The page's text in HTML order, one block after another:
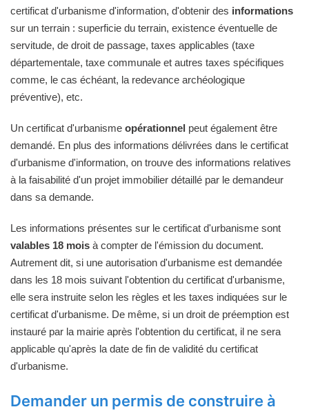
certificat d'urbanisme d'information, d'obtenir des informations
sur un terrain : superficie du terrain, existence éventuelle de
servitude, de droit de passage, taxes applicables (taxe
départementale, taxe communale et autres taxes spécifiques
comme, le cas échéant, la redevance archéologique
préventive), etc.
Un certificat d'urbanisme opérationnel peut également être
demandé. En plus des informations délivrées dans le certificat
d'urbanisme d'information, on trouve des informations relatives
à la faisabilité d'un projet immobilier détaillé par le demandeur
dans sa demande.
Les informations présentes sur le certificat d'urbanisme sont
valables 18 mois à compter de l'émission du document.
Autrement dit, si une autorisation d'urbanisme est demandée
dans les 18 mois suivant l'obtention du certificat d'urbanisme,
elle sera instruite selon les règles et les taxes indiquées sur le
certificat d'urbanisme. De même, si un droit de préemption est
instauré par la mairie après l'obtention du certificat, il ne sera
applicable qu'après la date de fin de validité du certificat
d'urbanisme.
Demander un permis de construire à